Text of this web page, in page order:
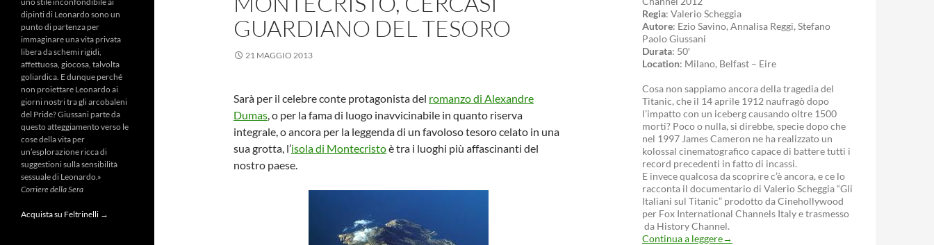
GUARDIANO DEL TESORO
21 MAGGIO 2013
Sarà per il celebre conte protagonista del romanzo di Alexandre
Dumas, o per la fama di luogo inavvicinabile in quanto riserva
integrale, o ancora per la leggenda di un favoloso tesoro celato in una
sua grotta, l’isola di Montecristoè tra i luoghi più affascinanti del
nostro paese.
Regia: Valerio Scheggia
Autore: Ezio Savino, Annalisa Reggi, Stefano
Paolo Giussani
Durata: 50′
Location: Milano, Belfast – Eire
Cosa non sappiamo ancora della tragedia del
Titanic, che il 14 aprile 1912 naufragò dopo
l’impatto con un iceberg causando oltre 1500
morti? Poco o nulla, si direbbe, specie dopo che
nel 1997 James Cameron ne ha realizzato un
kolossal cinematografico capace di battere tutti i
record precedenti in fatto di incassi.
E invece qualcosa da scoprire c’è ancora, e ce lo
racconta il documentario di Valerio Scheggia “Gli
Italiani sul Titanic” prodotto da Cinehollywood
per Fox International Channels Italy e trasmesso
da History Channel.
Continua a leggere→
dipinti di Leonardo sono un
punto di partenza per
immaginare una vita privata
libera da schemi rigidi,
affettuosa, giocosa, talvolta
goliardica. E dunque perché
non proiettare Leonardo ai
giorni nostri tra gli arcobaleni
del Pride? Giussani parte da
questo atteggiamento verso le
cose della vita per
un’esplorazione ricca di
suggestioni sulla sensibilità
sessuale di Leonardo.»
Corriere della Sera
Acquista su Feltrinelli →